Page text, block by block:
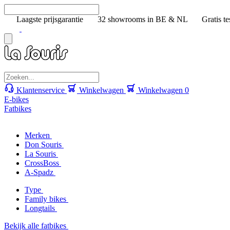
Laagste prijsgarantie 32 showrooms in BE & NL Gratis
Klantenservice Winkelwagen Winkelwagen 0
E-bikes
Fatbikes
Merken
Don Souris
La Souris
CrossBoss
A-Spadz
Type
Family bikes
Longtails
Bekijk alle fatbikes